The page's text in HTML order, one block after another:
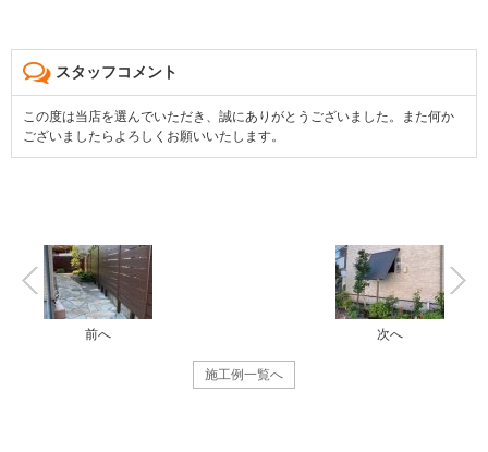
スタッフコメント
この度は当店を選んでいただき、誠にありがとうございました。また何か
ございましたらよろしくお願いいたします。
施工例一覧へ
前へ 次へ